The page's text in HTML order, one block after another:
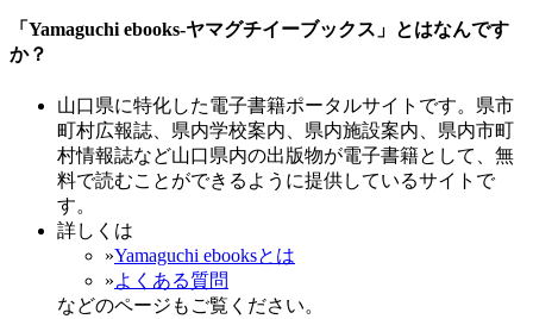
「Yamaguchi ebooks-ヤマグチイーブックス」とはなんです
か？
山口県に特化した電子書籍ポータルサイトです。県市
町村広報誌、県内学校案内、県内施設案内、県内市町
村情報誌など山口県内の出版物が電子書籍として、無
料で読むことができるように提供しているサイトで
す。
詳しくは
»Yamaguchi ebooksとは
»よくある質問
などのページもご覧ください。